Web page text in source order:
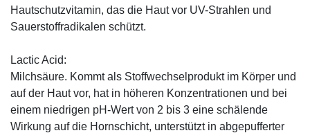
Hautschutzvitamin, das die Haut vor UV-Strahlen und
Sauerstoffradikalen schützt.
Lactic Acid:
Milchsäure. Kommt als Stoffwechselprodukt im Körper und
auf der Haut vor, hat in höheren Konzentrationen und bei
einem niedrigen pH-Wert von 2 bis 3 eine schälende
Wirkung auf die Hornschicht, unterstützt in abgepufferter